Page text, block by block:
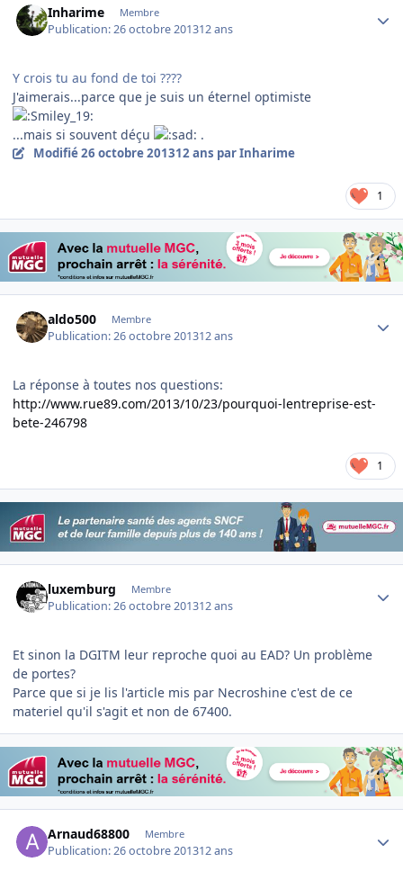
Inharime Membre
Publication:26 octobre 201312 ans
Y crois tu au fond de toi ????
J'aimerais...parce que je suis un éternel optimiste
...mais si souvent déçu .
Modifié26 octobre 201312 ans par Inharime
1
aldo500 Membre
Publication:26 octobre 201312 ans
La réponse à toutes nos questions:
http://www.rue89.com/2013/10/23/pourquoi-lentreprise-est-
bete-246798
1
luxemburg Membre
Publication:26 octobre 201312 ans
Et sinon la DGITM leur reproche quoi au EAD? Un problème
de portes?
Parce que si je lis l'article mis par Necroshine c'est de ce
materiel qu'il s'agit et non de 67400.
Arnaud68800 Membre
Publication:26 octobre 201312 ans